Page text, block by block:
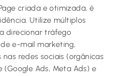
criada e otimizada, é
Utilize múltiplos
direcionar tráfego
e-mail marketing,
redes sociais (orgânicas
(Google Ads, Meta Ads) e